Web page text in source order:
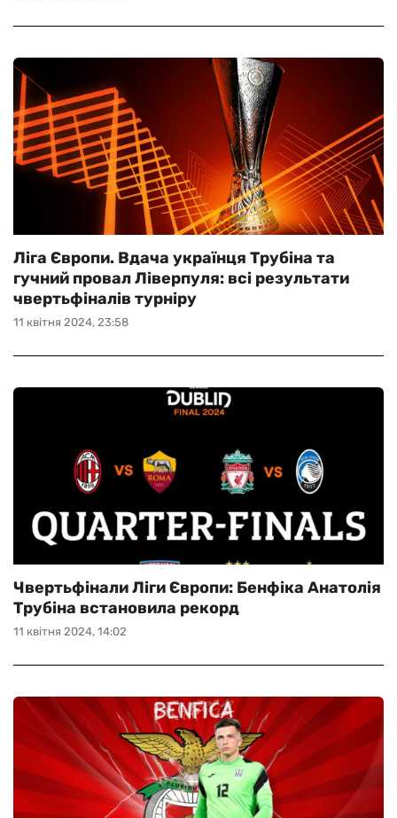
11 квітня 2024, 23:58
Ліга Європи. Вдача українця Трубіна та
гучний провал Ліверпуля: всі результати
чвертьфіналів турніру
11 квітня 2024, 14:02
Чвертьфінали Ліги Європи: Бенфіка Анатолія
Трубіна встановила рекорд